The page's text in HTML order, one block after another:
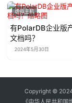
虚拟主机
有PolarDB企业版
文档吗？
2024年5月30日
Copyright ©